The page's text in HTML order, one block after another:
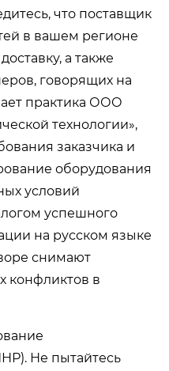
что поставщик
в вашем регионе
а также
говорящих на
практика ООО
технологии»,
заказчика и
оборудования
условий
успешного
на русском языке
снимают
конфликтов в
Не пытайтесь